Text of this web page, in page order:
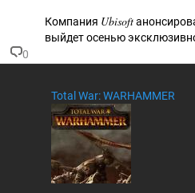
Компания Ubisoft
выйдет осенью
К
0
Total War: WARHAMMER